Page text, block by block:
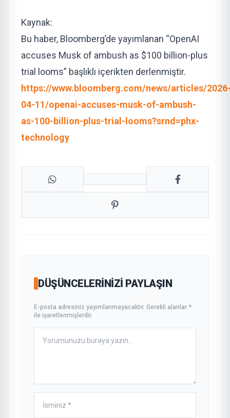
Kaynak:
Bu haber, Bloomberg’de yayımlanan “OpenAI
accuses Musk of ambush as $100 billion-plus
trial looms” başlıklı içerikten derlenmiştir.
https://www.bloomberg.com/news/articles/
04-11/openai-accuses-musk-of-ambush-
as-100-billion-plus-trial-looms?srnd=phx-
technology
DÜŞÜNCELERINIZI PAYLAŞIN
E-posta adresiniz yayımlanmayacaktır. Gerekli alanlar *
ile işaretlenmişlerdir.